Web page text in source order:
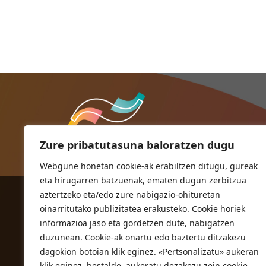
Zure pribatutasuna baloratzen dugu
Webgune honetan cookie-ak erabiltzen ditugu, gureak
eta hirugarren batzuenak, ematen dugun zerbitzua
aztertzeko eta/edo zure nabigazio-ohituretan
oinarritutako publizitatea erakusteko. Cookie horiek
informazioa jaso eta gordetzen dute, nabigatzen
duzunean. Cookie-ak onartu edo baztertu ditzakezu
dagokion botoian klik eginez. «Pertsonalizatu» aukeran
ORIOKO UDALA
Herriko plaza,1
20810 Orio (Gipuzkoa)
T. 943 83 03 46